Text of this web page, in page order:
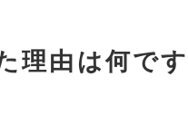
理由は何で